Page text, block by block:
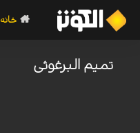
خانه
تمیم البرغوثی